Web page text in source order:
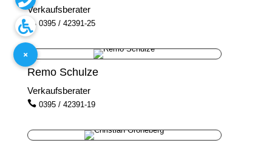
Verkaufsberater
 0395 / 42391-25
Remo Schulze
Verkaufsberater
 0395 / 42391-19